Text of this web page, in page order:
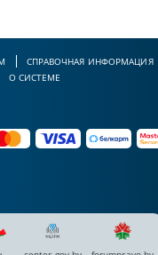
СПРАВОЧНАЯ ИНФОРМАЦИЯ
О СИСТЕМЕ